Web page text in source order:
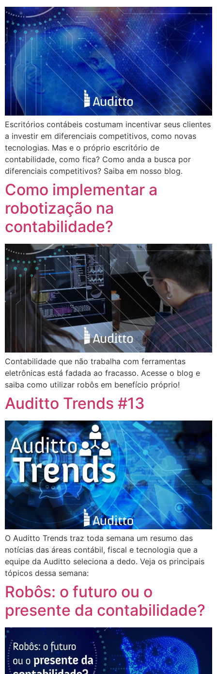
Escritórios contábeis costumam incentivar seus clientes
a investir em diferenciais competitivos, como novas
tecnologias. Mas e o próprio escritório de
contabilidade, como fica? Como anda a busca por
diferenciais competitivos? Saiba em nosso blog.
Como implementar a
robotização na
contabilidade?
Contabilidade que não trabalha com ferramentas
eletrônicas está fadada ao fracasso. Acesse o blog e
saiba como utilizar robôs em benefício próprio!
Auditto Trends #13
O Auditto Trends traz toda semana um resumo das
notícias das áreas contábil, fiscal e tecnologia que a
equipe da Auditto seleciona a dedo. Veja os principais
tópicos dessa semana:
Robôs: o futuro ou o
presente da contabilidade?